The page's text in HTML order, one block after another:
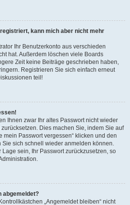
kann mich aber nicht mehr
Ihr Benutzerkonto aus verschieden
hat. Außerdem löschen viele Boards
Zeit keine Beiträge geschrieben haben,
Registrieren Sie sich einfach erneut
teil!
Ihnen zwar Ihr altes Passwort nicht wieder
Dies machen Sie, indem Sie auf
mein Passwort vergessen“ klicken und den
sich schnell wieder anmelden können.
sein, Ihr Passwort zurückzusetzen, so
abgemeldet?
„Angemeldet bleiben“ nicht